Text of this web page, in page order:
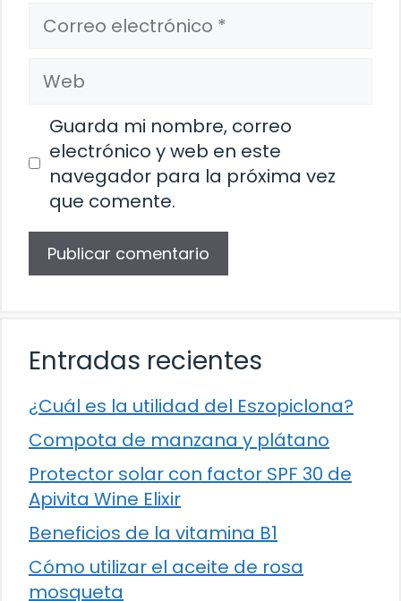
Correo
electrónico
Web
Guarda mi nombre, correo
electrónico y web en este
navegador para la próxima vez
que comente.
Entradas recientes
¿Cuál es la utilidad del Eszopiclona?
Compota de manzana y plátano
Protector solar con factor SPF 30 de
Apivita Wine Elixir
Beneficios de la vitamina B1
Cómo utilizar el aceite de rosa
mosqueta